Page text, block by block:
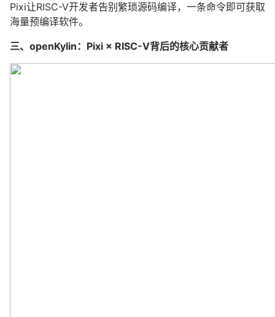
Pixi让RISC-V开发者告别繁琐源码编译，一条命令即可获取
海量预编译软件。
三、openKylin：Pixi × RISC-V背后的核心贡献者